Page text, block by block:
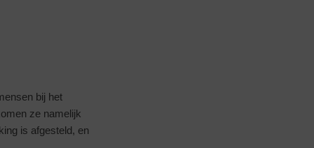
bij het
ze namelijk
is afgesteld, en